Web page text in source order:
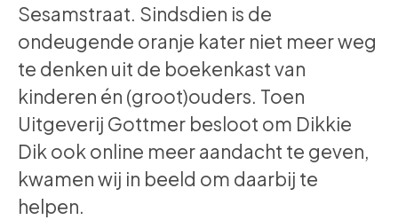
Sesamstraat. Sindsdien is de
ondeugende oranje kater niet meer weg
te denken uit de boekenkast van
kinderen én (groot)ouders. Toen
Uitgeverij Gottmer besloot om Dikkie
Dik ook online meer aandacht te geven,
kwamen wij in beeld om daarbij te
helpen.